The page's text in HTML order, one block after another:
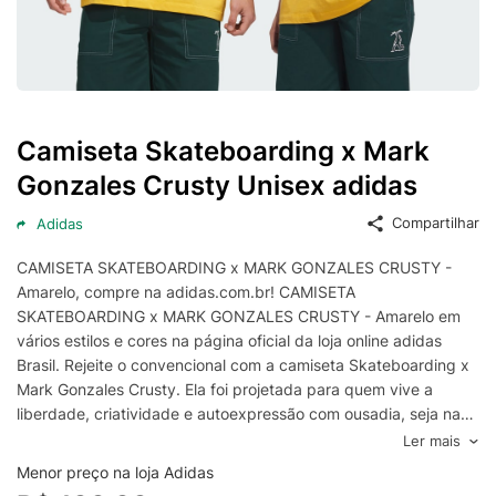
Camiseta Skateboarding x Mark
Gonzales Crusty Unisex adidas
Adidas Compartilhar
CAMISETA SKATEBOARDING x MARK GONZALES CRUSTY -
Amarelo, compre na adidas.com.br! CAMISETA
SKATEBOARDING x MARK GONZALES CRUSTY - Amarelo em
vários estilos e cores na página oficial da loja online adidas
Brasil. Rejeite o convencional com a camiseta Skateboarding x
Mark Gonzales Crusty. Ela foi projetada para quem vive a
liberdade, criatividade e autoexpressão com ousadia, seja nas
rampas ou saindo com os amigos. A modelagem folgada cria
uma silhueta descontraída e solta, oferecendo o conforto e o
movimento de que você precisa para truques e curvas. O
Ler mais
Menor preço na loja Adidas